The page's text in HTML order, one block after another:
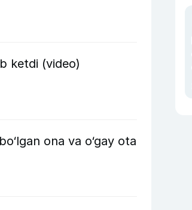
ketdi (video)
ona va o‘gay ota